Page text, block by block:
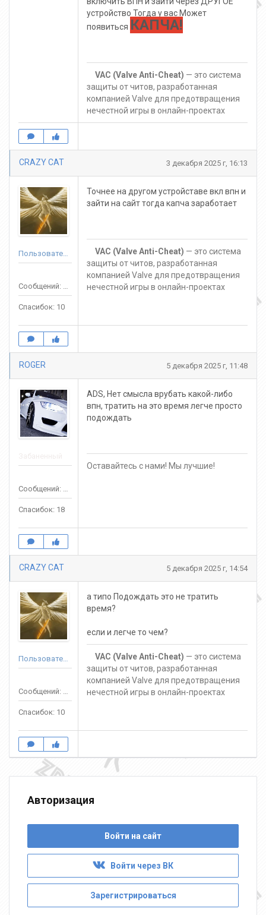
устройство Тогда у вас Может
появиться КАПЧА!
VAC (Valve Anti-Cheat) — это система
защиты от читов, разработанная
компанией Valve для предотвращения
нечестной игры в онлайн-проектах
CRAZY CAT 3 декабря 2025 г, 16:13
Пользователь
Сообщений: 54
Спасибок: 10
Точнее на другом устройставе вкл впн и
зайти на сайт тогда капча заработает
VAC (Valve Anti-Cheat) — это система
защиты от читов, разработанная
компанией Valve для предотвращения
нечестной игры в онлайн-проектах
ROGER 5 декабря 2025 г, 11:48
Сообщений: 24
Спасибок: 18
ADS, Нет смысла врубать какой-либо
впн, тратить на это время легче просто
подождать
Оставайтесь с нами! Мы лучшие!
CRAZY CAT 5 декабря 2025 г, 14:54
Пользователь
Сообщений: 54
Спасибок: 10
а типо Подождать это не тратить
время?
если и легче то чем?
VAC (Valve Anti-Cheat) — это система
защиты от читов, разработанная
компанией Valve для предотвращения
нечестной игры в онлайн-проектах
Авторизация
Войти на сайт
Войти через ВК
Зарегистрироваться